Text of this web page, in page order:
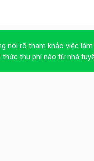
nói rõ tham khảo việc
thức thu phí nào từ nhà